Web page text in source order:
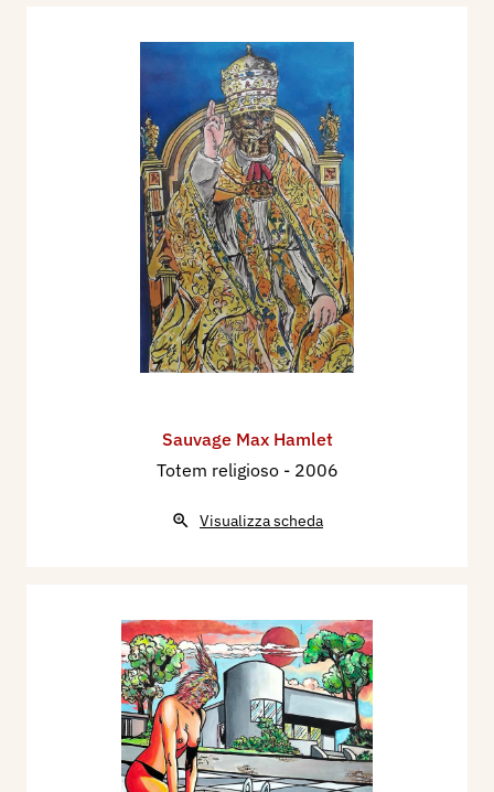
Sauvage Max Hamlet
Totem religioso - 2006
Visualizza scheda